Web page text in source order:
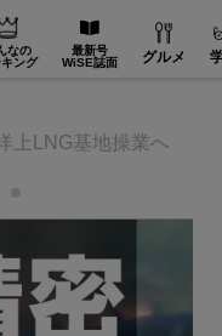
なの
ング
最新号
WiSE誌面
グルメ
上LNG基地操業へ